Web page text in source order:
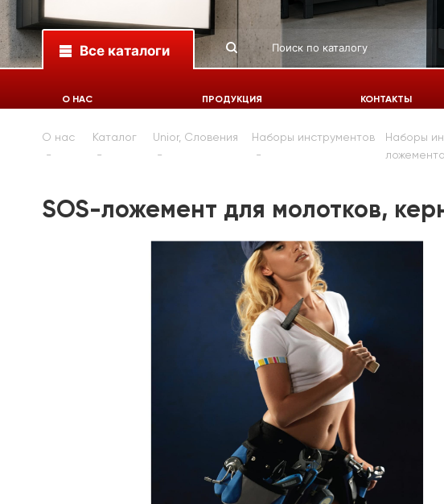
Все каталоги
О НАС ПРОДУКЦИЯ КОНТАКТЫ
О нас Каталог Unior, Словения Наборы инструментов
Наборы
SOS-ложемент для молотков,